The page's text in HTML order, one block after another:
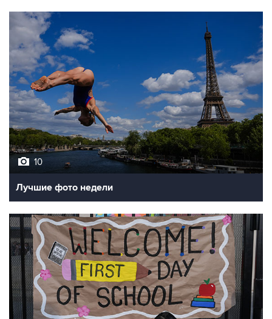
10
Лучшие фото недели